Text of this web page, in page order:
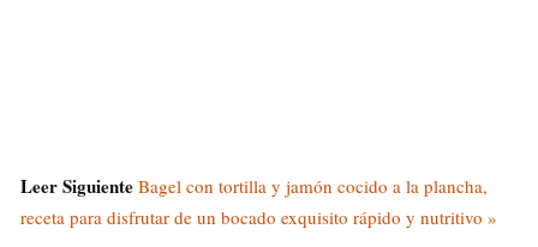
Leer Siguiente Bagel con tortilla y jamón cocido a la plancha,
receta para disfrutar de un bocado exquisito rápido y nutritivo »